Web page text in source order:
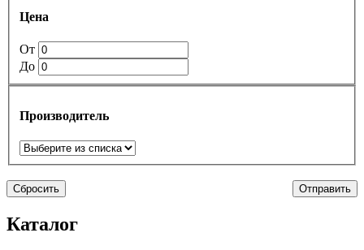
Цена
От
До
Производитель
Сбросить Отправить
Каталог